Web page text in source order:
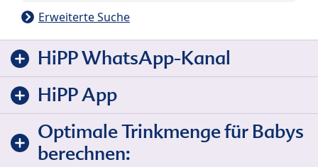
Erweiterte Suche
HiPP WhatsApp-Kanal
HiPP App
Optimale Trinkmenge für Babys
berechnen: